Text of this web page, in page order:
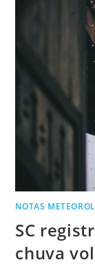
NOTAS
SC
chuva